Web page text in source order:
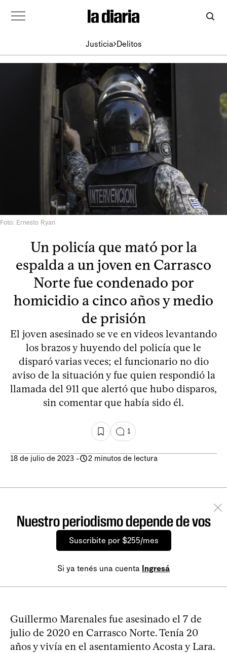
Justicia Delitos
Foto: Ernesto Ryan
Un policía que mató por la
espalda a un joven en Carrasco
Norte fue condenado por
homicidio a cinco años y medio
de prisión
El joven asesinado se ve en videos levantando
los brazos y huyendo del policía que le
disparó varias veces; el funcionario no dio
aviso de la situación y fue quien respondió la
llamada del 911 que alertó que hubo disparos,
sin comentar que había sido él.
1
18 de julio de 2023 - 2 minutos de lectura
Nuestro periodismo depende de vos
Suscribite por $255/mes
Si ya tenés una cuenta Ingresá
Guillermo Marenales fue asesinado el 7 de
julio de 2020 en Carrasco Norte. Tenía 20
años y vivía en el asentamiento Acosta y Lara.